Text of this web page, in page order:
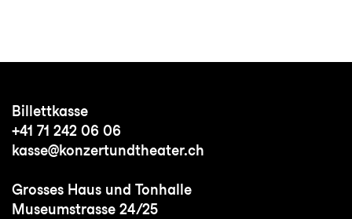
Billettkasse
+41 71 242 06 06
kasse@konzertundtheater.ch
Grosses Haus und Tonhalle
Museumstrasse 24/25